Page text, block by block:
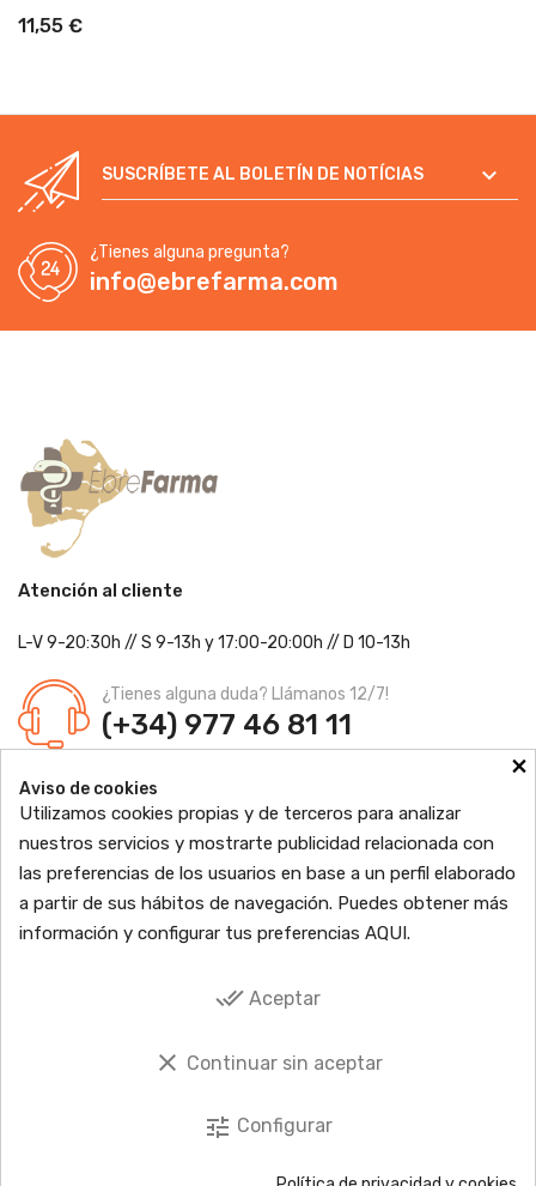
11,55 €
SUSCRÍBETE AL BOLETÍN DE NOTÍCIAS 
¿Tienes alguna pregunta?
info@ebrefarma.com
Atención al cliente
L-V 9-20:30h // S 9-13h y 17:00-20:00h // D 10-13h
¿Tienes alguna duda? Llámanos 12/7!
(+34) 977 46 81 11
Farmacia Jordi Blanch
C/ Major, 1 - 43877
Ldo. Jordi Blanch Pastor
Nº de Colegiado: 870
Nº Autorización: F4300109
PRODUCTOS

INFORMACIÓN
×
Aviso de cookies
Utilizamos cookies propias y de terceros para analizar
nuestros servicios y mostrarte publicidad relacionada con
las preferencias de los usuarios en base a un perfil elaborado
a partir de sus hábitos de navegación. Puedes obtener más
información y configurar tus preferencias AQUI.
done_all Aceptar
clear Continuar sin aceptar
tune Configurar